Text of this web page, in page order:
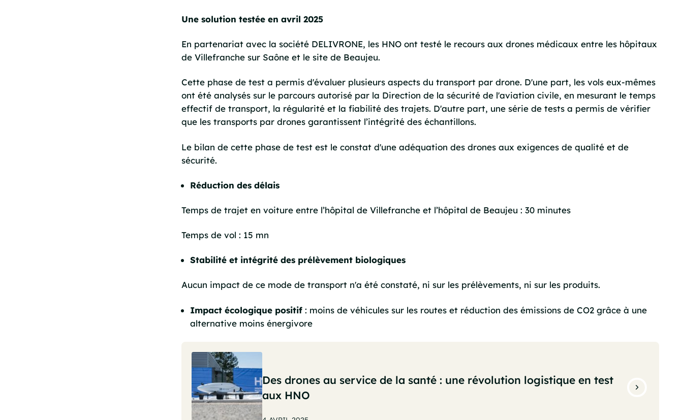
Une solution testée en avril 2025
En partenariat avec la société DELIVRONE, les HNO ont testé le recours aux drones médicaux entre les hôpitaux
de Villefranche sur Saône et le site de Beaujeu.
Cette phase de test a permis d'évaluer plusieurs aspects du transport par drone. D'une part, les vols eux-mêmes
ont été analysés sur le parcours autorisé par la Direction de la sécurité de l'aviation civile, en mesurant le temps
effectif de transport, la régularité et la fiabilité des trajets. D'autre part, une série de tests a permis de vérifier
que les transports par drones garantissent l’intégrité des échantillons.
Le bilan de cette phase de test est le constat d'une adéquation des drones aux exigences de qualité et de
sécurité.
Réduction des délais
Temps de trajet en voiture entre l’hôpital de Villefranche et l’hôpital de Beaujeu : 30 minutes
Temps de vol : 15 mn
Stabilité et intégrité des prélèvement biologiques
Aucun impact de ce mode de transport n'a été constaté, ni sur les prélèvements, ni sur les produits.
Impact écologique positif: moins de véhicules sur les routes et réduction des émissions de CO2 grâce à une
alternative moins énergivore
Des drones au service de la santé : une révolution logistique en test
aux HNO